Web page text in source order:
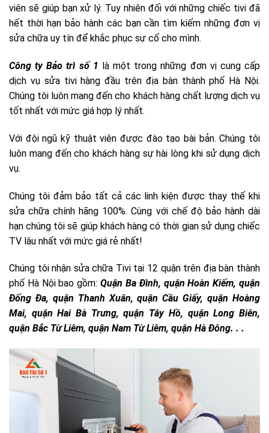
viên sẽ giúp bạn xử lý. Tuy nhiên đối với những chiếc tivi đã
hết thời hạn bảo hành các bạn cần tìm kiếm những đơn vị
sửa chữa uy tín để khắc phục sự cố cho mình.
Công ty Bảo trì số 1 là một trong những đơn vị cung cấp
dịch vụ sửa tivi hàng đầu trên địa bàn thành phố Hà Nội.
Chúng tôi luôn mang đến cho khách hàng chất lượng dịch vụ
tốt nhất với mức giá hợp lý nhất.
Với đội ngũ kỹ thuật viên được đào tạo bài bản. Chúng tôi
luôn mang đến cho khách hàng sự hài lòng khi sử dụng dịch
vụ.
Chúng tôi đảm bảo tất cả các linh kiện được thay thế khi
sửa chữa chính hãng 100%. Cùng với chế độ bảo hành dài
hạn chúng tôi sẽ giúp khách hàng có thời gian sử dụng chiếc
TV lâu nhất với mức giá rẻ nhất!
Chúng tôi nhận sửa chữa Tivi tại 12 quận trên địa bàn thành
phố Hà Nội bao gồm:Quận Ba Đình, quận Hoàn Kiếm, quận
Đống Đa, quận Thanh Xuân, quận Cầu Giấy, quận Hoàng
Mai, quận Hai Bà Trưng, quận Tây Hồ, quận Long Biên,
quận Bắc Từ Liêm, quận Nam Từ Liêm, quận Hà Đông. . .